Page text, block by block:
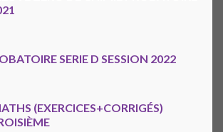
SERIE D SESSION 2022
(EXERCICES+CORRIGÉS)